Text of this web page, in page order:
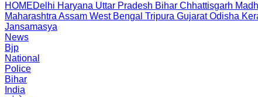
HOMEDelhi Haryana Uttar Pradesh Bihar Chhattisgarh
Maharashtra Assam West Bengal Tripura Gujarat Odisha
Jansamasya
News
Bjp
National
Police
Bihar
India